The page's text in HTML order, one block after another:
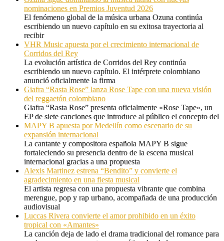
nominaciones en Premios Juventud 2026
El fenómeno global de la música urbana Ozuna continúa
escribiendo un nuevo capítulo en su exitosa trayectoria al
recibir
VHR Music apuesta por el crecimiento internacional de
Corridos del Rey
La evolución artística de Corridos del Rey continúa
escribiendo un nuevo capítulo. El intérprete colombiano
anunció oficialmente la firma
Giafra “Rasta Rose” lanza Rose Tape con una nueva visión
del reggaetón colombiano
Giafra “Rasta Rose” presenta oficialmente «Rose Tape», un
EP de siete canciones que introduce al público el concepto del
MAPY B apuesta por Medellín como escenario de su
expansión internacional
La cantante y compositora española MAPY B sigue
fortaleciendo su presencia dentro de la escena musical
internacional gracias a una propuesta
Alexis Martinez estrena “Bendito” y convierte el
agradecimiento en una fiesta musical
El artista regresa con una propuesta vibrante que combina
merengue, pop y rap urbano, acompañada de una producción
audiovisual
Luccas Rivera convierte el amor prohibido en un éxito
tropical con «Amantes»
La canción deja de lado el drama tradicional del romance para